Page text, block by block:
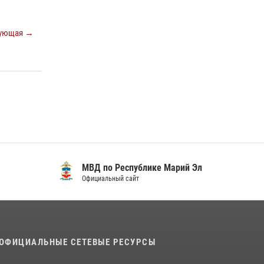
→
МВД по Республике Марий Эл
Официальный сайт
СЕТЕВЫЕ РЕСУРСЫ